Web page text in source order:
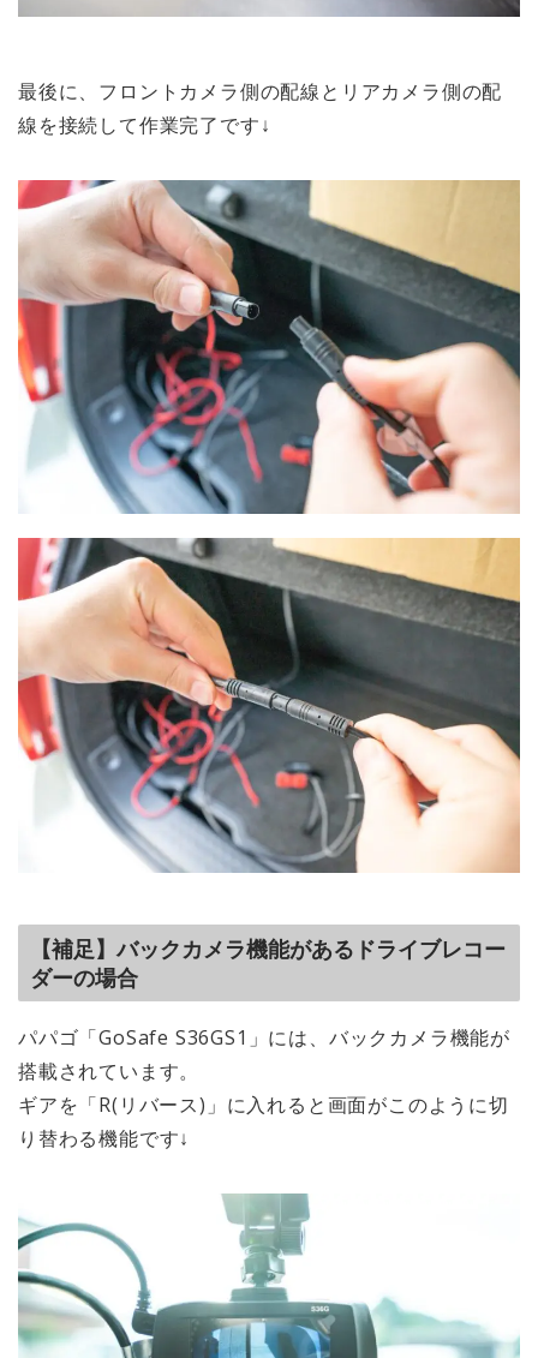
最後に、フロントカメラ側の配線とリアカメラ側の配
線を接続して作業完了です↓
【補足】バックカメラ機能があるドライブレコー
ダーの場合
パパゴ「GoSafe S36GS1」には、 バックカメラ機能が
搭載されています。
ギアを「R(リバース)」に入れると画面がこのように切
り替わる機能です↓